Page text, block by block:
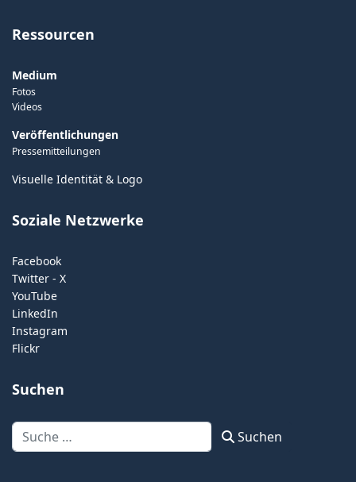
Ressourcen
Medium
Fotos
Videos
Veröffentlichungen
Pressemitteilungen
Visuelle Identität & Logo
Soziale Netzwerke
Facebook
Twitter - X
YouTube
LinkedIn
Instagram
Flickr
Suchen
Suchen Suchen